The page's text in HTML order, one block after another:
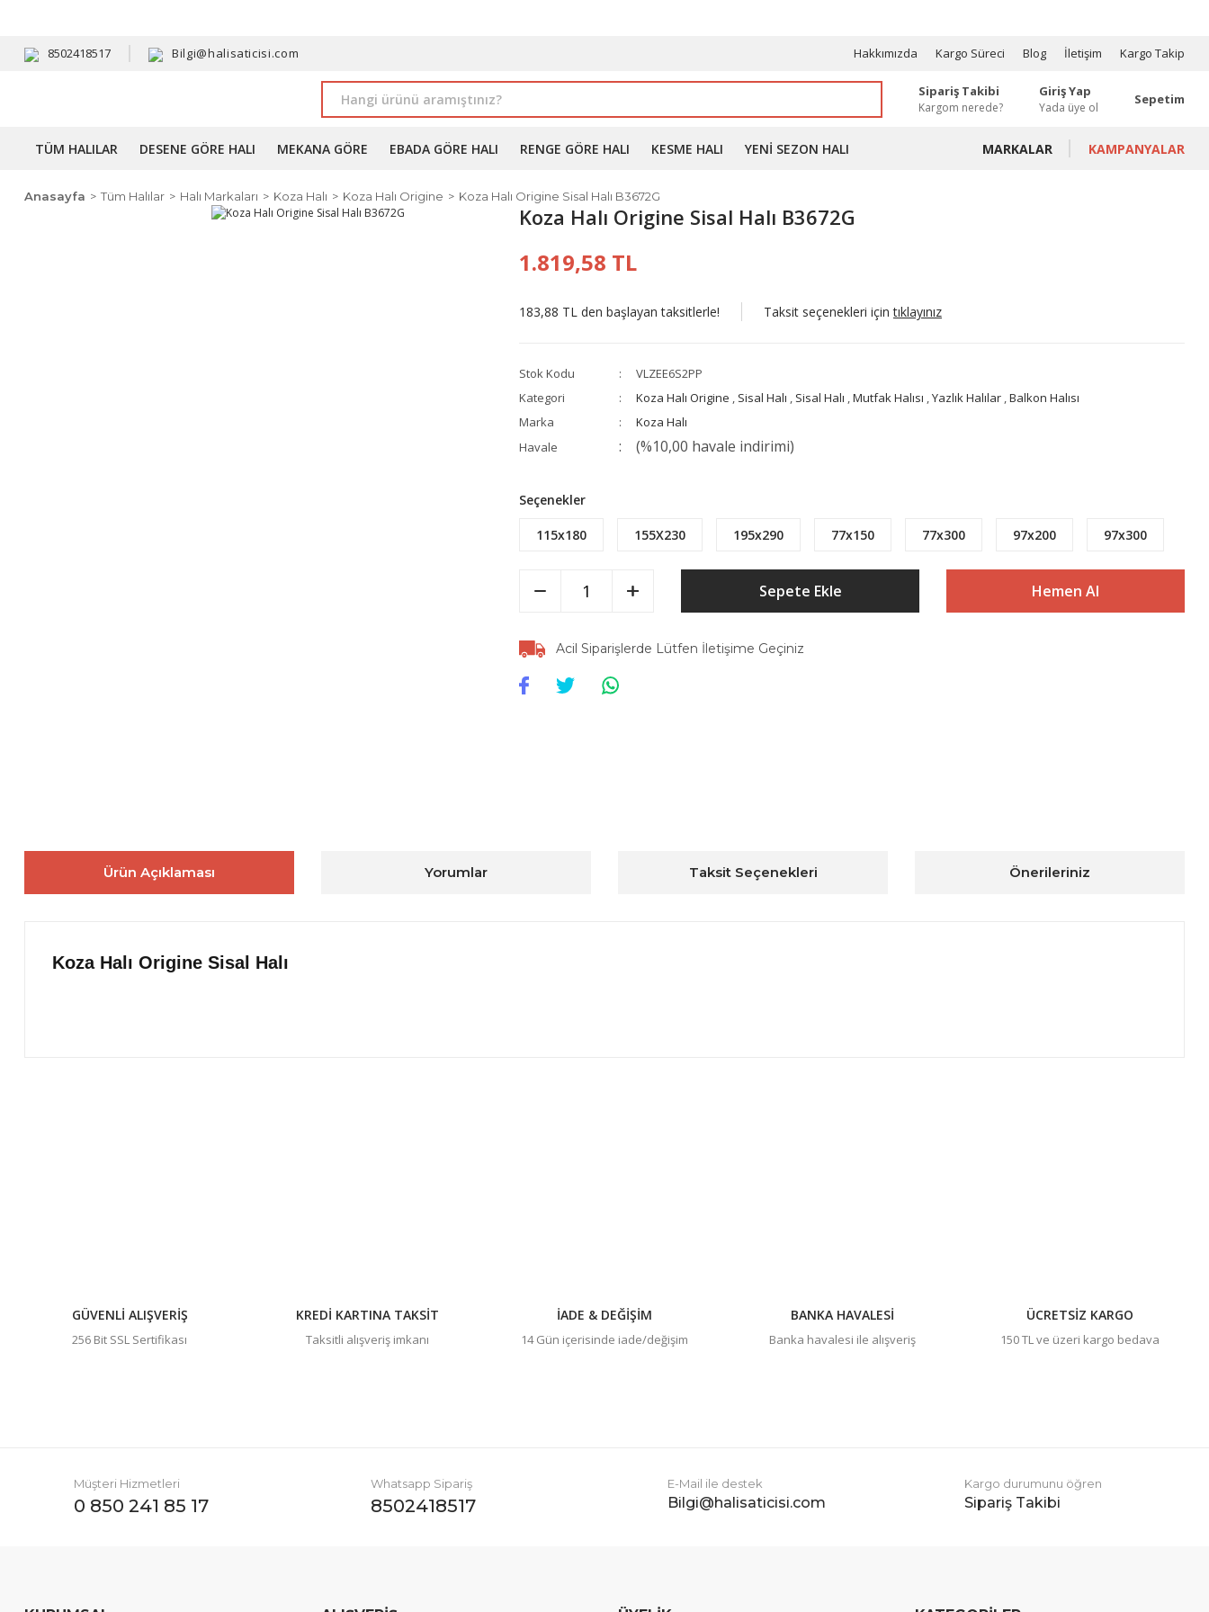
8502418517 Bilgi@halisaticisi.com Hakkımızda Kargo Süreci Blog İletişim Kargo Takip
Sipariş Takibi
Kargom nerede?
Giriş Yap
Yada üye ol
Sepetim
TÜM HALILAR DESENE GÖRE HALI MEKANA GÖRE EBADA GÖRE HALI RENGE GÖRE HALI KESME HALI YENI SEZON HALI MARKALAR KAMPANYALAR
Anasayfa Tüm Halılar Halı Markaları Koza Halı Koza Halı Origine Koza Halı Origine Sisal Halı B3672G
Koza Halı Origine Sisal Halı B3672G
1.819,58 TL
183,88 TL den başlayan taksitlerle! Taksit seçenekleri içintıklayınız
Stok Kodu
VLZEE6S2PP
Kategori
Koza Halı Origine , Sisal Halı , Sisal Halı ,Mutfak Halısı ,Yazlık Halılar ,Balkon Halısı
Marka
Koza Halı
Havale
(%10,00 havale indirimi)
Seçenekler
115x180 155X230 195x290 77x150 77x300 97x200 97x300
Sepete Ekle Hemen Al
Acil Siparişlerde Lütfen İletişime Geçiniz
Ürün Açıklaması Yorumlar Taksit Seçenekleri Önerileriniz
Koza Halı Origine Sisal Halı
GÜVENLİ ALIŞVERİŞ
256 Bit SSL Sertifikası
KREDİ KARTINA TAKSİT
Taksitli alışveriş imkanı
İADE & DEĞİŞİM
14 Gün içerisinde iade/değişim
BANKA HAVALESİ
Banka havalesi ile alışveriş
ÜCRETSİZ KARGO
150 TL ve üzeri kargo bedava
Müşteri Hizmetleri
0 850 241 85 17
Whatsapp Sipariş
8502418517
E-Mail ile destek
Bilgi@halisaticisi.com
Kargo durumunu öğren
Sipariş Takibi